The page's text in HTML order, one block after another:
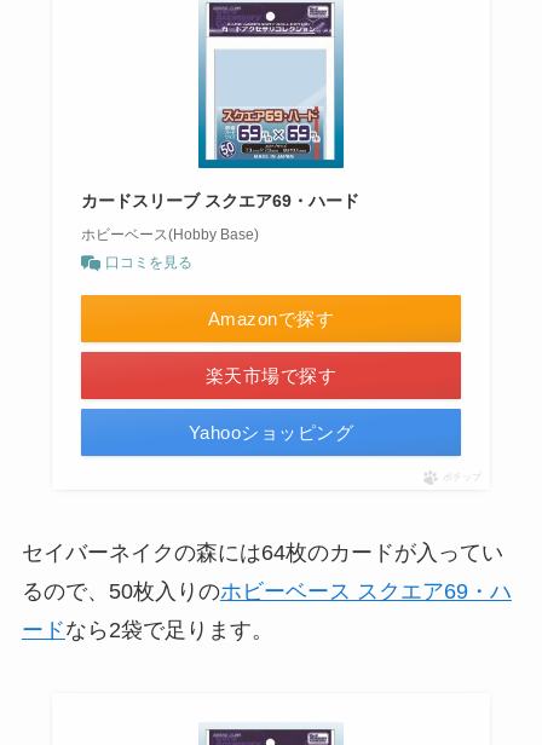
カードスリーブ スクエア69・ハード
ホビーベース(Hobby Base)
口コミを見る
Amazonで探す
楽天市場で探す
Yahooショッピング
ポチップ
セイバーネイクの森には64枚のカードが入ってい
るので、50枚入りのホビーベース スクエア69・ハ
ードなら2袋で足ります。